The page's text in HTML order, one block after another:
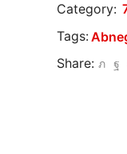
Category:
Tags:
Share: